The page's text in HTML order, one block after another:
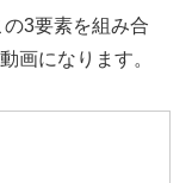
3要素を組み合
画になります。